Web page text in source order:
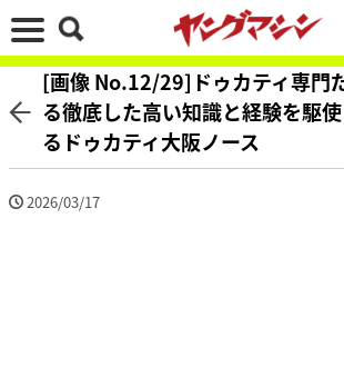
[画像 No.12/29]ドゥカティ専門
る徹底した高い知識と経験を駆
るドゥカティ大阪ノース
2026/03/17